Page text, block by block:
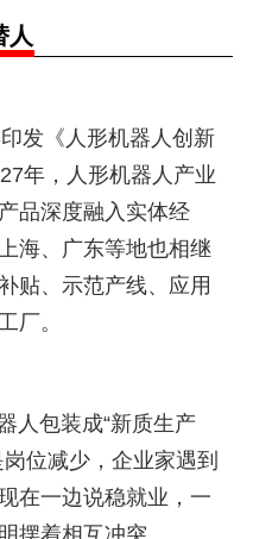
人
发《人形机器人创新
年，人形机器人产业
品深度融入实体经
海、广东等地也相继
贴、示范产线、应用
厂。
包装成“新质生产
位减少，企业家遇到
在一边说稳就业，一
摆着相互冲突。